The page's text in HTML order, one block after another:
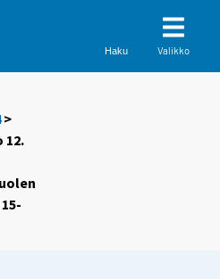
Haku Valikko
>
12.